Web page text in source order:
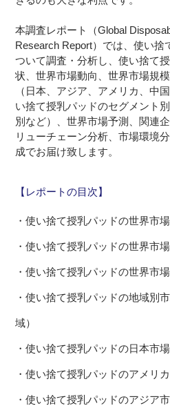
本調査レポート（Global
Research Report）では、使い捨
ついて調査・分析し、使い捨て
状、世界市場動向、世界市場規
（日本、アジア、アメリカ、中
い捨て授乳パッドのセグメント
別など）、世界市場予測、関連
リューチェーン分析、市場環境
成でお届け致します。
【レポートの目次】
・使い捨て授乳パッドの世界市
・使い捨て授乳パッドの世界市
・使い捨て授乳パッドの世界市
・使い捨て授乳パッドの地域別
域）
・使い捨て授乳パッドの日本市
・使い捨て授乳パッドのアメリ
・使い捨て授乳パッドのアジア